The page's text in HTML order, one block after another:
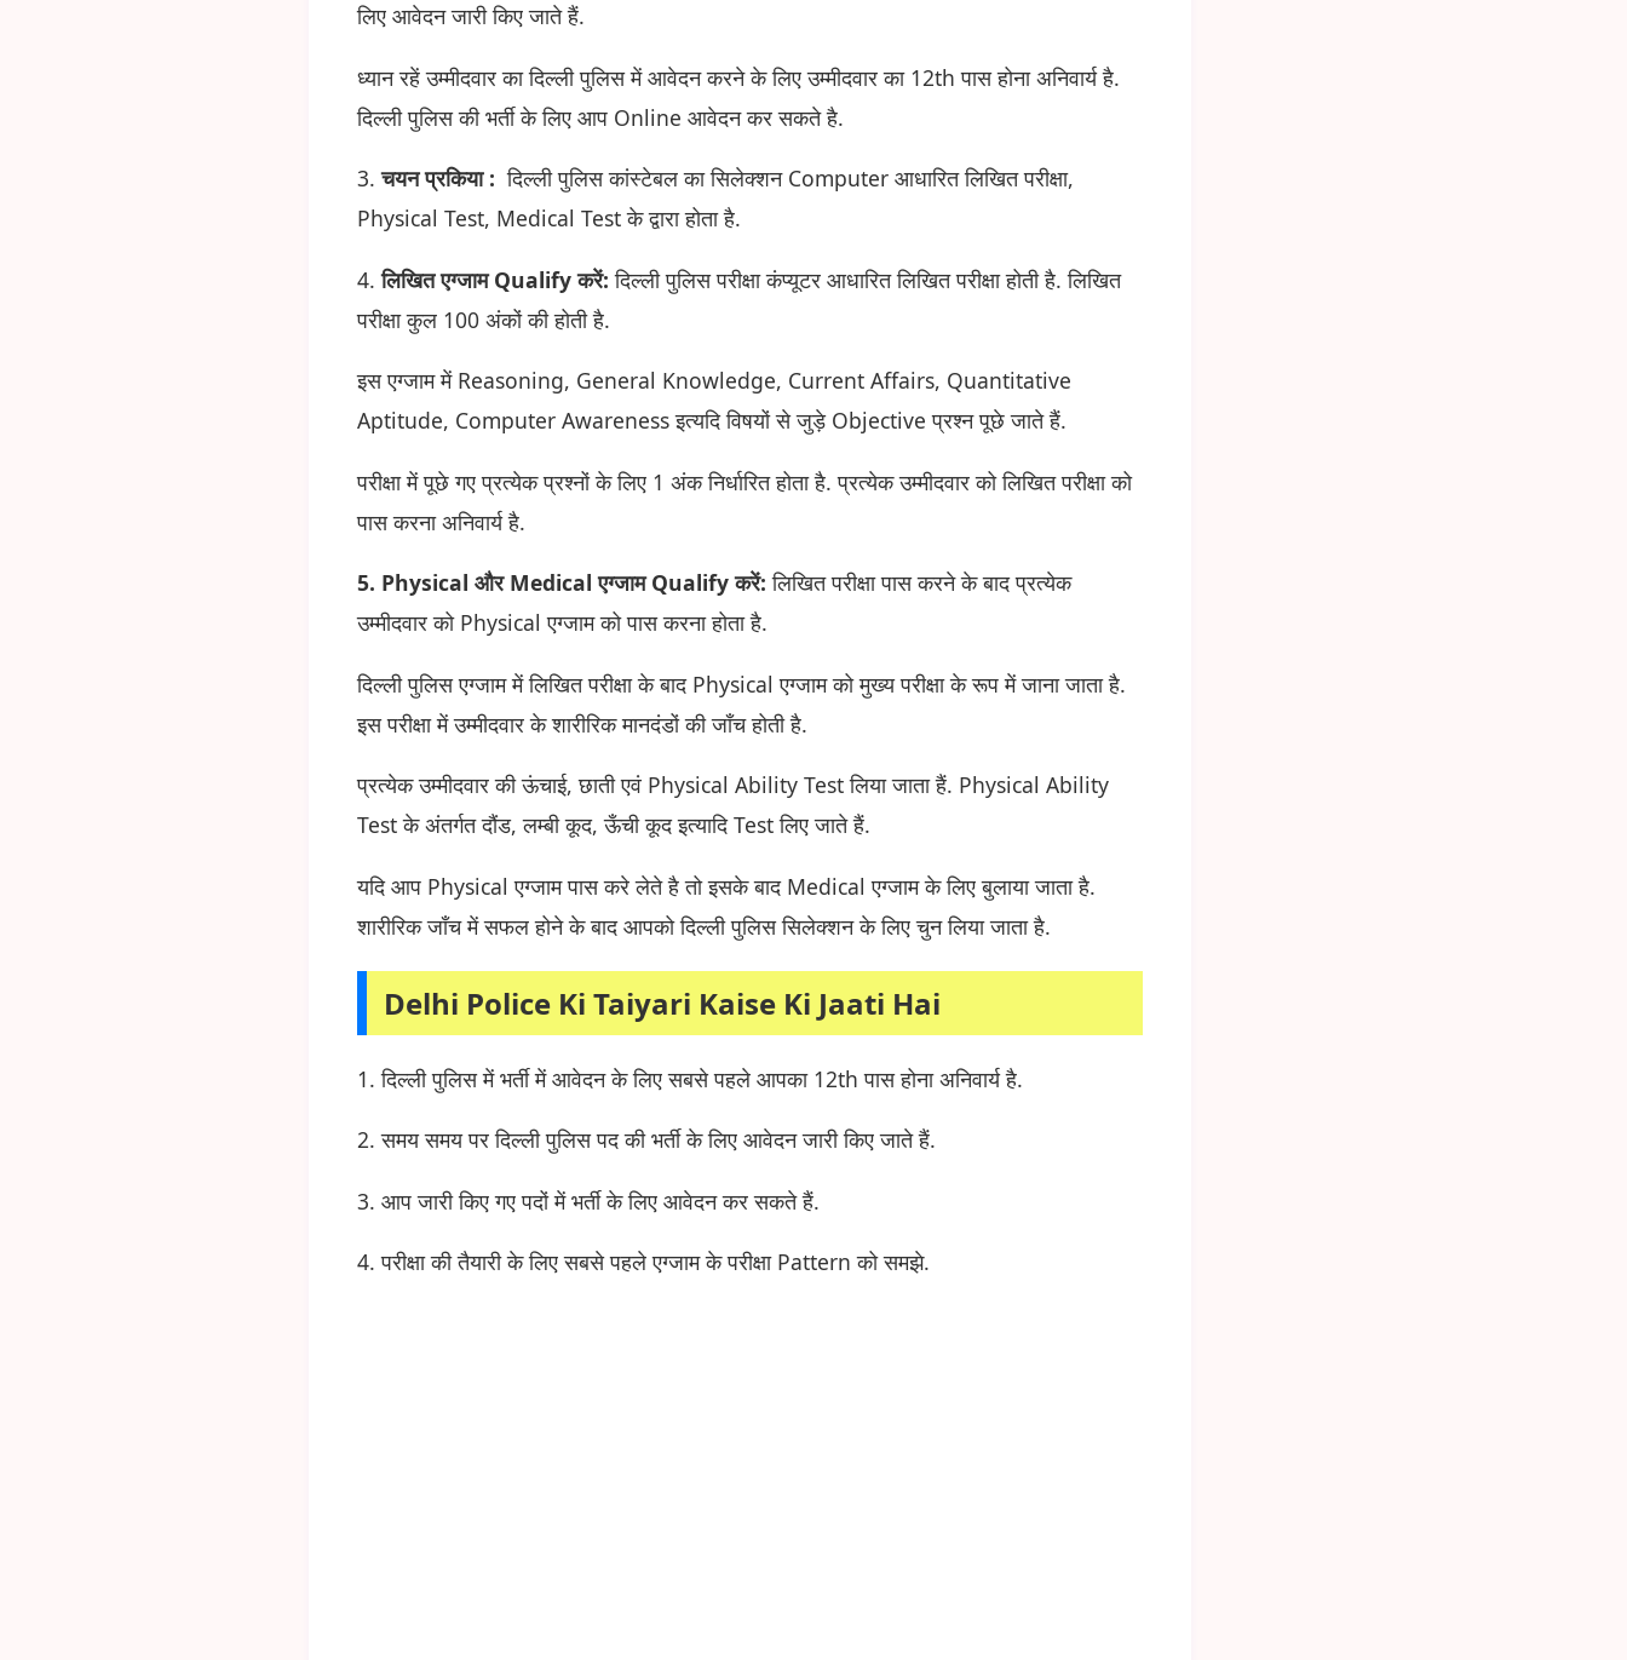
लिए आवेदन जारी किए जाते हैं.
ध्यान रहें उम्मीदवार का दिल्ली पुलिस में आवेदन करने के लिए उम्मीदवार का 12th पास होना अनिवार्य है.
दिल्ली पुलिस की भर्ती के लिए आप Online आवेदन कर सकते है.
3.चयन प्रकिया : दिल्ली पुलिस कांस्टेबल का सिलेक्शन Computer आधारित लिखित परीक्षा,
Physical Test, Medical Test के द्वारा होता है.
4.लिखित एग्जाम Qualify करें: दिल्ली पुलिस परीक्षा कंप्यूटर आधारित लिखित परीक्षा होती है. लिखित
परीक्षा कुल 100 अंकों की होती है.
इस एग्जाम में Reasoning, General Knowledge, Current Affairs, Quantitative
Aptitude, Computer Awareness इत्यदि विषयों से जुड़े Objective प्रश्न पूछे जाते हैं.
परीक्षा में पूछे गए प्रत्येक प्रश्नों के लिए 1 अंक निर्धारित होता है. प्रत्येक उम्मीदवार को लिखित परीक्षा को
पास करना अनिवार्य है.
5. Physical और Medical एग्जाम Qualify करें: लिखित परीक्षा पास करने के बाद प्रत्येक
उम्मीदवार को Physical एग्जाम को पास करना होता है.
दिल्ली पुलिस एग्जाम में लिखित परीक्षा के बाद Physical एग्जाम को मुख्य परीक्षा के रूप में जाना जाता है.
इस परीक्षा में उम्मीदवार के शारीरिक मानदंडों की जाँच होती है.
प्रत्येक उम्मीदवार की ऊंचाई, छाती एवं Physical Ability Test लिया जाता हैं. Physical Ability
Test के अंतर्गत दौंड, लम्बी कूद, ऊँची कूद इत्यादि Test लिए जाते हैं.
यदि आप Physical एग्जाम पास करे लेते है तो इसके बाद Medical एग्जाम के लिए बुलाया जाता है.
शारीरिक जाँच में सफल होने के बाद आपको दिल्ली पुलिस सिलेक्शन के लिए चुन लिया जाता है.
Delhi Police Ki Taiyari Kaise Ki Jaati Hai
1. दिल्ली पुलिस में भर्ती में आवेदन के लिए सबसे पहले आपका 12th पास होना अनिवार्य है.
2. समय समय पर दिल्ली पुलिस पद की भर्ती के लिए आवेदन जारी किए जाते हैं.
3. आप जारी किए गए पदों में भर्ती के लिए आवेदन कर सकते हैं.
4. परीक्षा की तैयारी के लिए सबसे पहले एग्जाम के परीक्षा Pattern को समझे.